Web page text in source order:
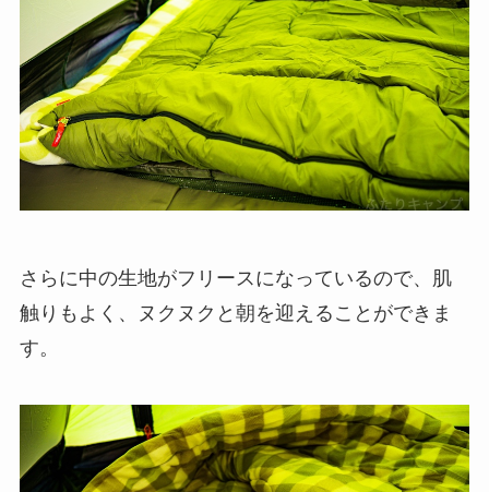
さらに中の生地がフリースになっているので、肌
触りもよく、ヌクヌクと朝を迎えることができま
す。